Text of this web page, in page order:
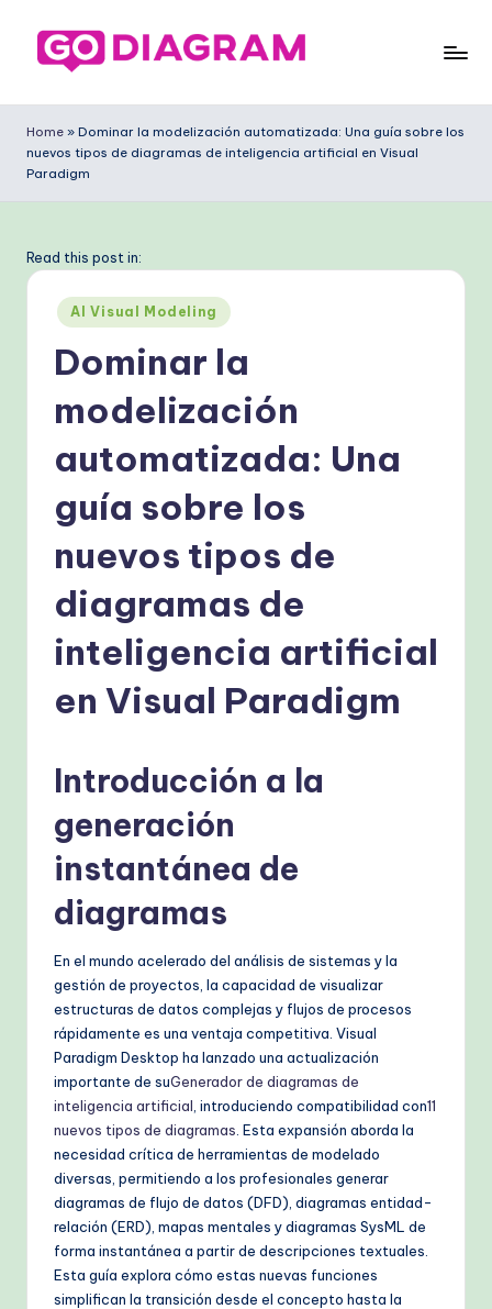
Saltar
o
D
ra
m
ni
A
fl
o
w
&
M
d
Home » Dominar la modelización automatizada: Una guía sobre los
nuevos tipos de diagramas de inteligencia artificial en Visual
Paradigm
Read this post in:
Publicado
en
AI Visual Modeling
Dominar la
modelización
automatizada: Una
guía sobre los
nuevos tipos de
diagramas de
inteligencia artificial
en Visual Paradigm
Introducción a la
generación
instantánea de
diagramas
En el mundo acelerado del análisis de sistemas y la
gestión de proyectos, la capacidad de visualizar
estructuras de datos complejas y flujos de procesos
rápidamente es una ventaja competitiva. Visual
Paradigm Desktop ha lanzado una actualización
importante de suGenerador de diagramas de
inteligencia artificial , introduciendo compatibilidad con11
nuevos tipos de diagramas . Esta expansión aborda la
necesidad crítica de herramientas de modelado
diversas, permitiendo a los profesionales generar
diagramas de flujo de datos (DFD), diagramas entidad-
relación (ERD), mapas mentales y diagramas SysML de
forma instantánea a partir de descripciones textuales.
Esta guía explora cómo estas nuevas funciones
simplifican la transición desde el concepto hasta la